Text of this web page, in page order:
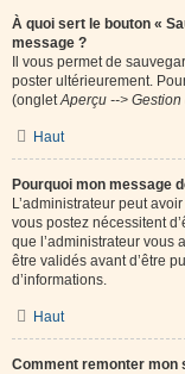
À quoi sert le bouton «
message ?
Il vous permet de
poster ultérieurement.
(ongletAperçu -->
Haut
Pourquoi mon message
L’administrateur peut
vous postez nécessitent
que l’administrateur vous
être validés avant d’être
d’informations.
Haut
Comment remonter mon